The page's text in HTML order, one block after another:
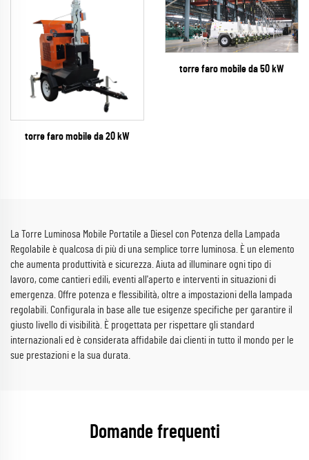
torre faro mobile da 20 kW
torre faro mobile da 50 kW
La Torre Luminosa Mobile Portatile a Diesel con Potenza della Lampada
Regolabile è qualcosa di più di una semplice torre luminosa. È un elemento
che aumenta produttività e sicurezza. Aiuta ad illuminare ogni tipo di
lavoro, come cantieri edili, eventi all'aperto e interventi in situazioni di
emergenza. Offre potenza e flessibilità, oltre a impostazioni della lampada
regolabili. Configurala in base alle tue esigenze specifiche per garantire il
giusto livello di visibilità. È progettata per rispettare gli standard
internazionali ed è considerata affidabile dai clienti in tutto il mondo per le
sue prestazioni e la sua durata.
Domande frequenti